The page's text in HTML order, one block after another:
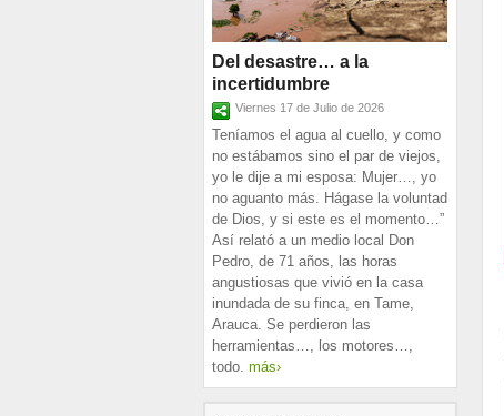
Del desastre… a la
incertidumbre
Viernes 17 de Julio de 2026
Teníamos el agua al cuello, y como
no estábamos sino el par de viejos,
yo le dije a mi esposa: Mujer…, yo
no aguanto más. Hágase la voluntad
de Dios, y si este es el momento…”
Así relató a un medio local Don
Pedro, de 71 años, las horas
angustiosas que vivió en la casa
inundada de su finca, en Tame,
Arauca. Se perdieron las
herramientas…, los motores…,
todo. más›